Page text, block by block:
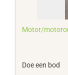
Motor/
Doe een bod